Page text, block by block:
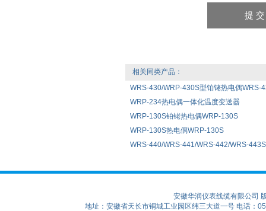
相关同类产品：
WRS-430/WRP-430S型铂铑热电偶WRS-
WRP-234热电偶一体化温度变送器
WRP-130S铂铑热电偶WRP-130S
WRP-130S热电偶WRP-130S
WRS-440/WRS-441/WRS-442/WRS-
安徽华润仪表线缆有限公司
地址：安徽省天长市铜城工业园区纬三大道一号 电话：